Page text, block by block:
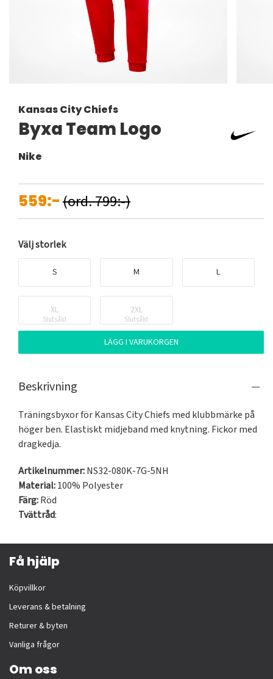
Kansas City Chiefs
Byxa Team Logo
Nike
559:-(ord. 799:-)
Välj storlek
S M L
XL
Slutsåld
2XL
Slutsåld
LÄGG I VARUKORGEN
Beskrivning
Träningsbyxor för Kansas City Chiefs med klubbmärke på
höger ben. Elastiskt midjeband med knytning. Fickor med
dragkedja.
Artikelnummer:NS32-080K-7G-5NH
Material:100% Polyester
Färg:Röd
Tvättråd:
Få hjälp
Köpvillkor
Leverans & betalning
Returer & byten
Vanliga frågor
Om oss